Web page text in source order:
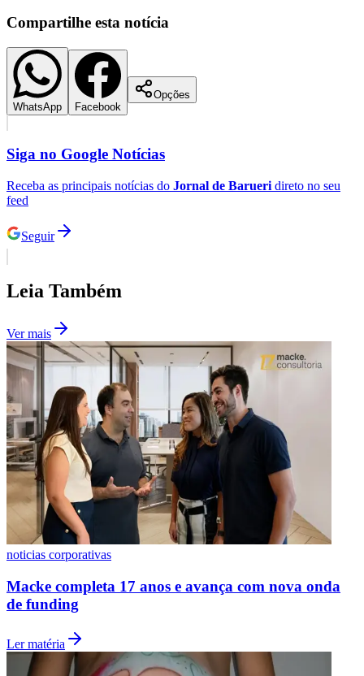
Palmeiras
São Paulo
Compartilhe esta notícia
WhatsApp Facebook
Opções
Siga no Google Notícias
Receba as principais notícias do Jornal de Barueri direto no seu
feed
Seguir
Leia Também
Ver mais
noticias corporativas
Macke completa 17 anos e avança com nova onda
de funding
Ler matéria